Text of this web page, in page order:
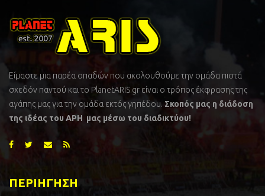
Είμαστε μια παρέα οπαδών που ακολουθούμε την ομάδα πιστά
σχεδόν παντού και το PlanetARIS.gr είναι ο τρόπος έκφρασης της
αγάπης μας για την ομάδα εκτός γηπέδου. Σκοπός μας η διάδοση
της ιδέας του ΑΡΗ μας μέσω του διαδικτύου!
ΠΕΡΙΗΓΗΣΗ